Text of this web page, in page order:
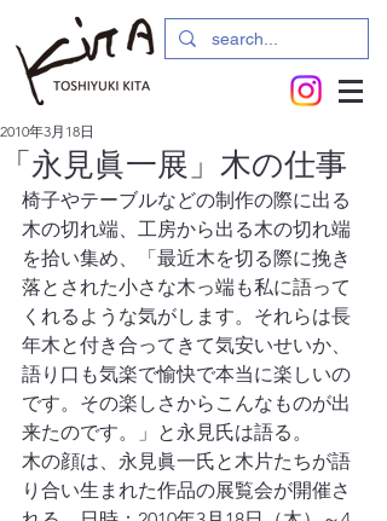
「永見眞一展」木の仕事
2010年3月18日
椅子やテーブルなどの制作の際に出る
木の切れ端、工房から出る木の切れ端
を拾い集め、「最近木を切る際に挽き
落とされた小さな木っ端も私に語って
くれるような気がします。それらは長
年木と付き合ってきて気安いせいか、
語り口も気楽で愉快で本当に楽しいの
です。その楽しさからこんなものが出
来たのです。」と永見氏は語る。
木の顔は、永見眞一氏と木片たちが語
り合い生まれた作品の展覧会が開催さ